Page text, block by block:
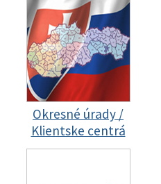
Okresné úrady /
Klientske centrá